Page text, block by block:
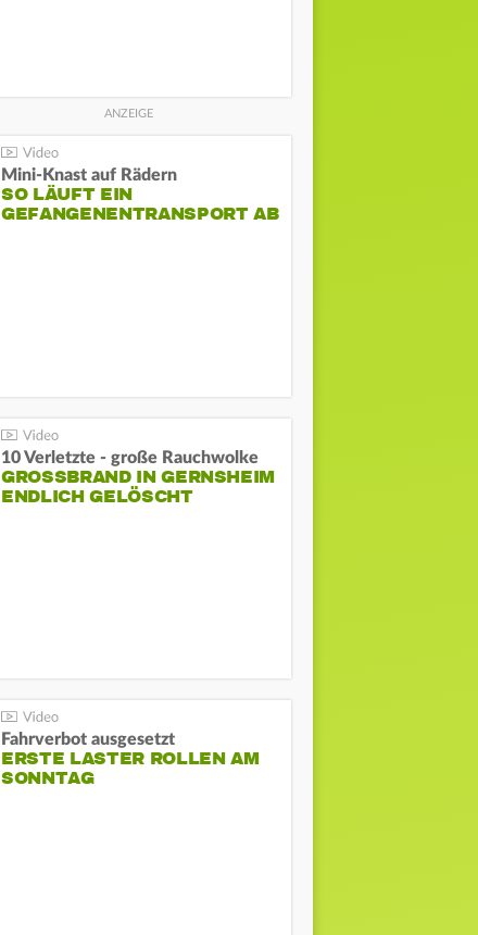
Mini-Knast auf Rädern
SO LÄUFT EIN
GEFANGENENTRANSPORT AB
10 Verletzte - große Rauchwolke
GROSSBRAND IN GERNSHEIM E
NDLICH GELÖSCHT
Fahrverbot ausgesetzt
ERSTE LASTER ROLLEN AM
SONNTAG